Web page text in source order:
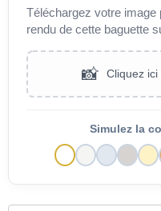
Téléchargez votre image
rendu de cette baguette
📸 Cliquez
Simulez la